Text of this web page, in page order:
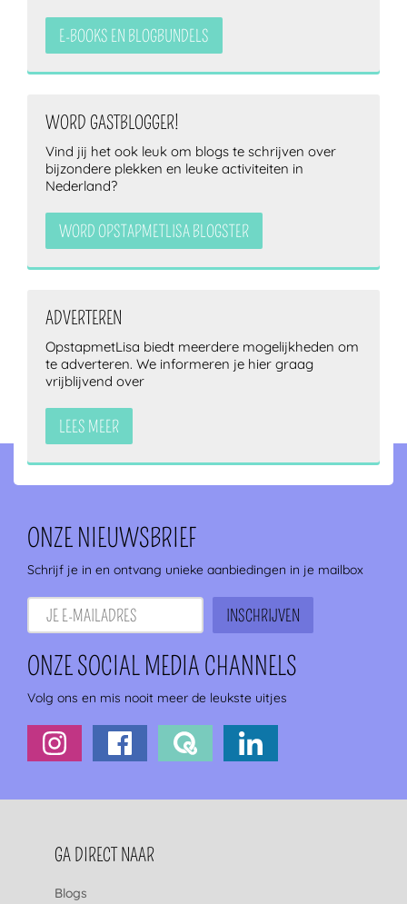
E-BOOKS EN BLOGBUNDELS
WORD GASTBLOGGER!
Vind jij het ook leuk om blogs te schrijven over
bijzondere plekken en leuke activiteiten in
Nederland?
WORD OPSTAPMETLISA BLOGSTER
ADVERTEREN
OpstapmetLisa biedt meerdere mogelijkheden om
te adverteren. We informeren je hier graag
vrijblijvend over
LEES MEER
ONZE NIEUWSBRIEF
Schrijf je in en ontvang unieke aanbiedingen in je mailbox
ONZE SOCIAL MEDIA CHANNELS
Volg ons en mis nooit meer de leukste uitjes
FOOTERNAVIGATIE
GA DIRECT NAAR
Blogs